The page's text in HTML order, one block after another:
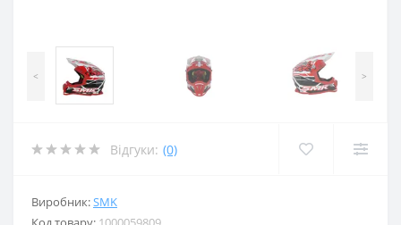
< >
Відгуки: (0)
Виробник:SMK